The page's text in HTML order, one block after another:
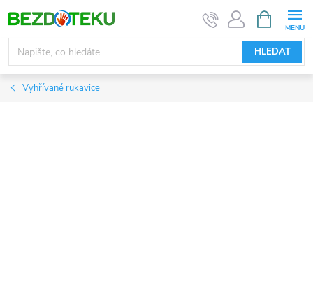
na
obsah
HLEDAT
NÁKUPNÍ
KOŠÍK
Vyhřívané rukavice